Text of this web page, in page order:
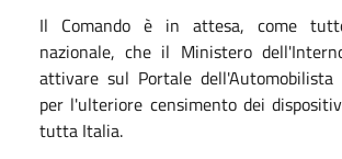
Il Comando è in attesa, come
nazionale, che il Ministero
attivare sul Portale
per l'ulteriore censimento dei
tutta Italia.